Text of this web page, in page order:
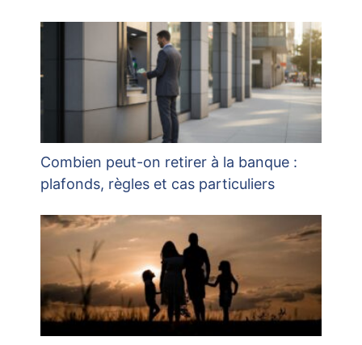
Combien peut-on retirer à la banque :
plafonds, règles et cas particuliers